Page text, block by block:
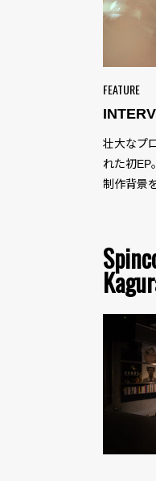
FEATURE
壮大なプ
れた初EP
制作背景